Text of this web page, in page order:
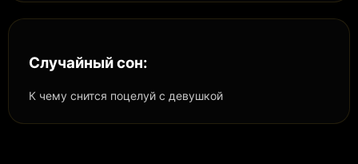
Случайный сон:
К чему снится поцелуй с девушкой